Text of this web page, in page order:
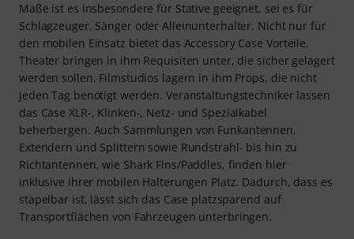
Maße ist es insbesondere für Stative geeignet, sei es für
Schlagzeuger, Sänger oder Alleinunterhalter. Nicht nur für
den mobilen Einsatz bietet das Accessory Case Vorteile.
Theater bringen in ihm Requisiten unter, die sicher gelagert
werden sollen. Filmstudios lagern in ihm Props, die nicht
jeden Tag benötigt werden. Veranstaltungstechniker lassen
das Case XLR-, Klinken-, Netz- und Spezialkabel
beherbergen. Auch Sammlungen von Funkantennen,
Extendern und Splittern sowie Rundstrahl- bis hin zu
Richtantennen, wie Shark Fins/Paddles, finden hier
inklusive ihrer mobilen Halterungen Platz. Dadurch, dass es
stapelbar ist, lässt sich das Case platzsparend auf
Transportflächen von Fahrzeugen unterbringen.